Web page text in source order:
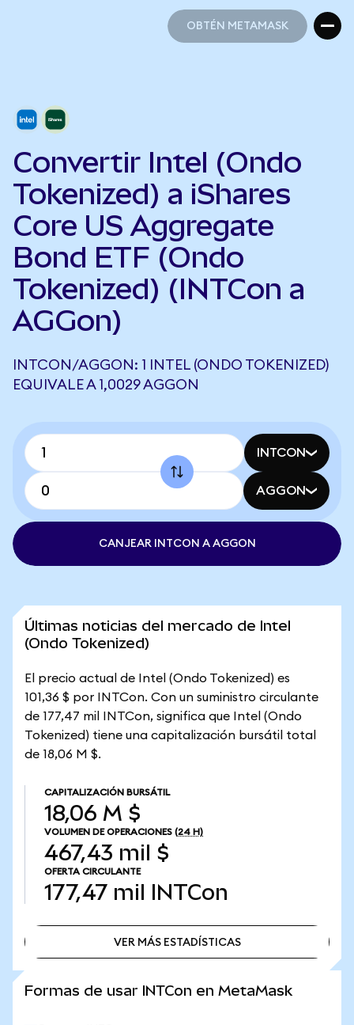
OBTÉN METAMASK
Convertir Intel (Ondo
Tokenized) a iShares
Core US Aggregate
Bond ETF (Ondo
Tokenized) (INTCon a
AGGon)
INTCON/AGGON: 1 INTEL (ONDO TOKENIZED)
EQUIVALE A 1,0029 AGGON
INTCON
AGGON
CANJEAR INTCON A AGGON
Últimas noticias del mercado de Intel
(Ondo Tokenized)
El precio actual de Intel (Ondo Tokenized) es
101,36 $ por INTCon. Con un suministro circulante
de 177,47 mil INTCon, significa que Intel (Ondo
Tokenized) tiene una capitalización bursátil total
de 18,06 M $.
CAPITALIZACIÓN BURSÁTIL
18,06 M $
VOLUMEN DE OPERACIONES (24 H)
467,43 mil $
OFERTA CIRCULANTE
177,47 mil INTCon
VER MÁS ESTADÍSTICAS
Formas de usar INTCon en MetaMask